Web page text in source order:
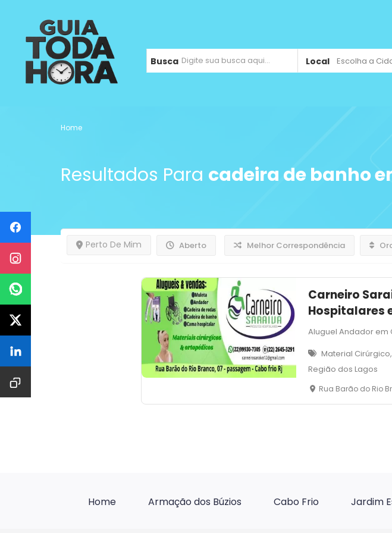
Busca Local Escolha a
Home
Resultados Para cadeira de banho
Aberto
Perto De Mim Melhor Correspondência
Carneiro
Hospitalares
Aluguel Andador em
Material
Região dos Lagos
Rua Barão do Rio
Home Armação dos Búzios Cabo Frio Jardim